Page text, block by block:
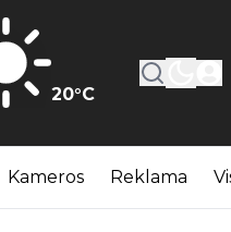
20°C
Kameros Reklama